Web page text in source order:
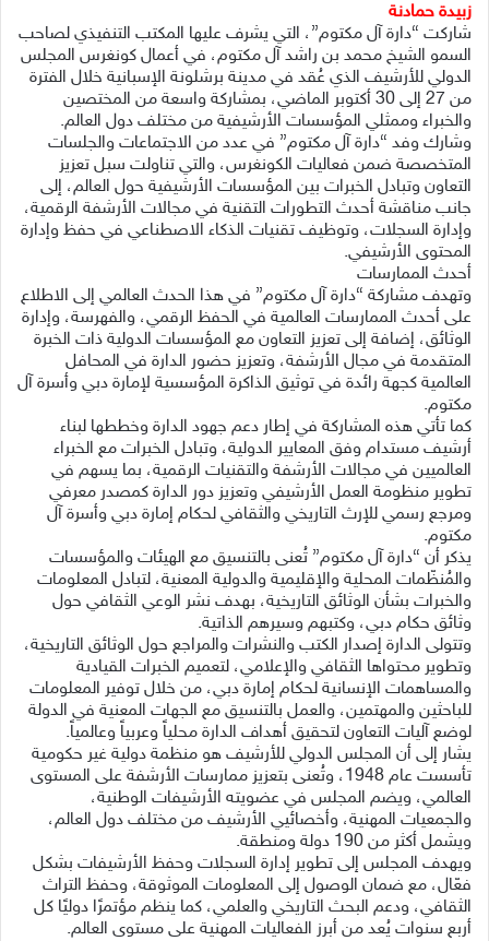
زبيدة حمادنة
شاركت “دارة آل مكتوم”، التي يشرف عليها المكتب التنفيذي لصاحب
السمو الشيخ محمد بن راشد آل مكتوم، في أعمال كونغرس المجلس
الدولي للأرشيف الذي عُقد في مدينة برشلونة الإسبانية خلال الفترة
من 27 إلى 30 أكتوبر الماضي، بمشاركة واسعة من المختصين
والخبراء وممثلي المؤسسات الأرشيفية من مختلف دول العالم.
وشارك وفد “دارة آل مكتوم” في عدد من الاجتماعات والجلسات
المتخصصة ضمن فعاليات الكونغرس، والتي تناولت سبل تعزيز
التعاون وتبادل الخبرات بين المؤسسات الأرشيفية حول العالم، إلى
جانب مناقشة أحدث التطورات التقنية في مجالات الأرشفة الرقمية،
وإدارة السجلات، وتوظيف تقنيات الذكاء الاصطناعي في حفظ وإدارة
المحتوى الأرشيفي.
أحدث الممارسات
وتهدف مشاركة “دارة آل مكتوم” في هذا الحدث العالمي إلى الاطلاع
على أحدث الممارسات العالمية في الحفظ الرقمي، والفهرسة، وإدارة
الوثائق، إضافة إلى تعزيز التعاون مع المؤسسات الدولية ذات الخبرة
المتقدمة في مجال الأرشفة، وتعزيز حضور الدارة في المحافل
العالمية كجهة رائدة في توثيق الذاكرة المؤسسية لإمارة دبي وأسرة آل
مكتوم.
كما تأتي هذه المشاركة في إطار دعم جهود الدارة وخططها لبناء
أرشيف مستدام وفق المعايير الدولية، وتبادل الخبرات مع الخبراء
العالميين في مجالات الأرشفة والتقنيات الرقمية، بما يسهم في
تطوير منظومة العمل الأرشيفي وتعزيز دور الدارة كمصدر معرفي
ومرجع رسمي للإرث التاريخي والثقافي لحكام إمارة دبي وأسرة آل
مكتوم.
يذكر أن “دارة آل مكتوم” تُعنى بالتنسيق مع الهيئات والمؤسسات
والمُنظّمات المحلية والإقليمية والدولية المعنية، لتبادل المعلومات
والخبرات بشأن الوثائق التاريخية، بهدف نشر الوعي الثقافي حول
وثائق حكام دبي، وكتبهم وسيرهم الذاتية.
وتتولى الدارة إصدار الكتب والنشرات والمراجع حول الوثائق التاريخية،
وتطوير محتواها الثقافي والإعلامي، لتعميم الخبرات القيادية
والمساهمات الإنسانية لحكام إمارة دبي، من خلال توفير المعلومات
للباحثين والمهتمين، والعمل بالتنسيق مع الجهات المعنية في الدولة
لوضع آليات التعاون لتحقيق أهداف الدارة محلياً وعربياً وعالمياً.
يشار إلى أن المجلس الدولي للأرشيف هو منظمة دولية غير حكومية
تأسست عام 1948، وتُعنى بتعزيز ممارسات الأرشفة على المستوى
العالمي، ويضم المجلس في عضويته الأرشيفات الوطنية،
والجمعيات المهنية، وأخصائيي الأرشيف من مختلف دول العالم،
ويشمل أكثر من 190 دولة ومنطقة.
ويهدف المجلس إلى تطوير إدارة السجلات وحفظ الأرشيفات بشكل
فعّال، مع ضمان الوصول إلى المعلومات الموثوقة، وحفظ التراث
الثقافي، ودعم البحث التاريخي والعلمي، كما ينظم مؤتمرًا دوليًا كل
أربع سنوات يُعد من أبرز الفعاليات المهنية على مستوى العالم.